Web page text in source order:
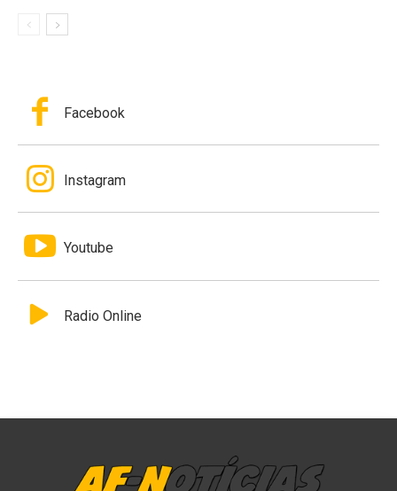
Facebook
Instagram
Youtube
Radio Online